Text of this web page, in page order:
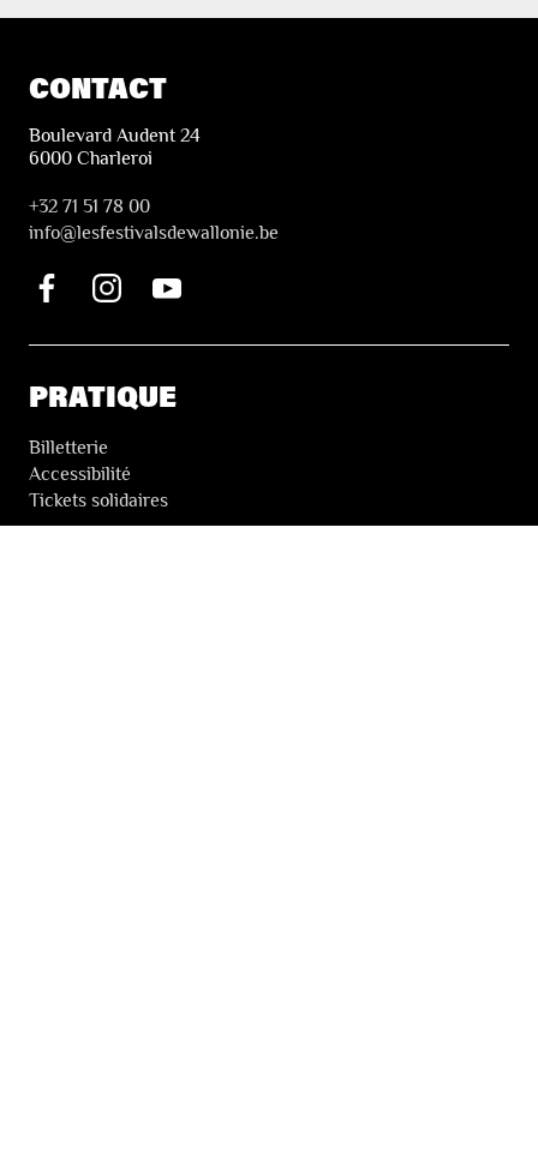
CONTACT
Boulevard Audent 24
6000 Charleroi
+32 71 51 78 00
info@lesfestivalsdewallonie.be
PRATIQUE
Billetterie
Accessibilité
Tickets solidaires